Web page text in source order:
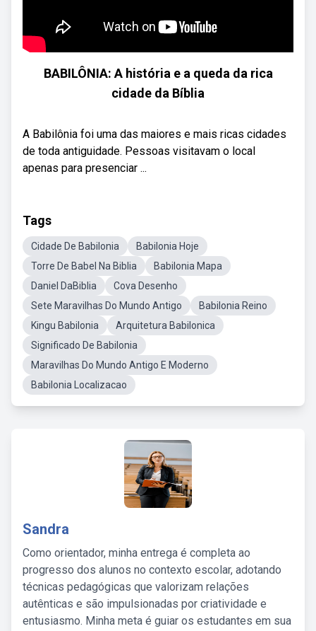
BABILÔNIA: A história e a queda da rica
cidade da Bíblia
A Babilônia foi uma das maiores e mais ricas cidades
de toda antiguidade. Pessoas visitavam o local
apenas para presenciar ...
Tags
Cidade De Babilonia
Babilonia Hoje
Torre De Babel Na Biblia
Babilonia Mapa
Daniel DaBiblia
Cova Desenho
Sete Maravilhas Do Mundo Antigo
Babilonia Reino
Kingu Babilonia
Arquitetura Babilonica
Significado De Babilonia
Maravilhas Do Mundo Antigo E Moderno
Babilonia Localizacao
Sandra
Como orientador, minha entrega é completa ao
progresso dos alunos no contexto escolar, adotando
técnicas pedagógicas que valorizam relações
autênticas e são impulsionadas por criatividade e
entusiasmo. Minha meta é guiar os estudantes em sua